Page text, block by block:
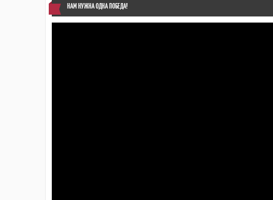
НАМ НУЖНА ОДНА ПОБЕДА!